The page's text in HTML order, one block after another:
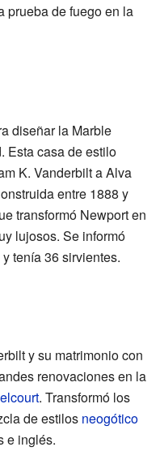
prueba de fuego en la
diseñar la Marble
Esta casa de estilo
K. Vanderbilt a Alva
entre 1888 y
transformó Newport en
lujosos. Se informó
tenía 36 sirvientes.
y su matrimonio con
renovaciones en la
. Transformó los
de estilos neogótico
e inglés.